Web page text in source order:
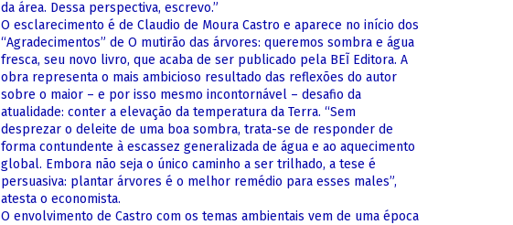
da área. Dessa perspectiva, escrevo.”
O esclarecimento é de Claudio de Moura Castro e aparece no início dos
“Agradecimentos” de O mutirão das árvores: queremos sombra e água
fresca, seu novo livro, que acaba de ser publicado pela BEĨ Editora. A
obra representa o mais ambicioso resultado das reflexões do autor
sobre o maior – e por isso mesmo incontornável – desafio da
atualidade: conter a elevação da temperatura da Terra. “Sem
desprezar o deleite de uma boa sombra, trata-se de responder de
forma contundente à escassez generalizada de água e ao aquecimento
global. Embora não seja o único caminho a ser trilhado, a tese é
persuasiva: plantar árvores é o melhor remédio para esses males”,
atesta o economista.
O envolvimento de Castro com os temas ambientais vem de uma época